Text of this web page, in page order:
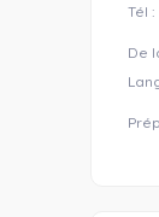
Tél
De